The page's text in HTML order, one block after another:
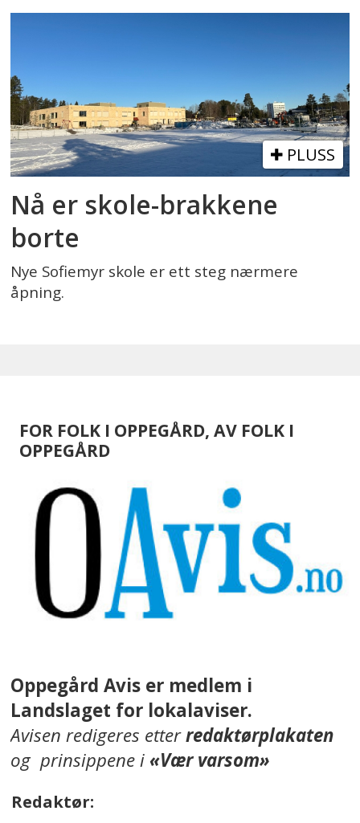
PLUSS
Nå er skole-brakkene
borte
Nye Sofiemyr skole er ett steg nærmere
åpning.
FOR FOLK I OPPEGÅRD, AV FOLK I
OPPEGÅRD
Oppegård Avis er medlem i
Landslaget for lokalaviser.
Avisen redigeres etterredaktørplakaten
og prinsippene i«Vær varsom»
Redaktør: